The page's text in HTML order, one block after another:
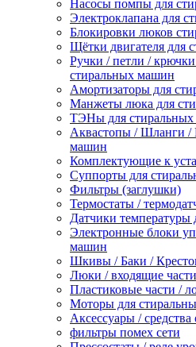
Насосы помпы для
Электроклапана для
Блокировки люков
Щётки двигателя для
Ручки / петли /
стиральных машин
Амортизаторы для
Манжеты люка для
ТЭНы для
Аквастопы / Шланги /
машин
Комплектующие к
Суппорты для
Фильтры (заглушки)
Термостаты /
Датчики
Электронные блоки
машин
Шкивы / Баки /
Люки / входящие части
Пластиковые части /
Моторы для
Аксессуары /
фильтры помех сети